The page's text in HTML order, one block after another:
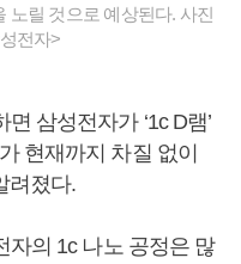
노릴 것으로 예상된다. 사진
전자>
삼성전자가 ‘1c D램’
현재까지 차질 없이
려졌다.
자의 1c 나노 공정은 많